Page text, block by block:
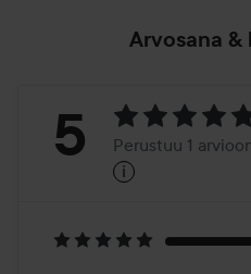
Arvosana
5 Perustuu 1
i